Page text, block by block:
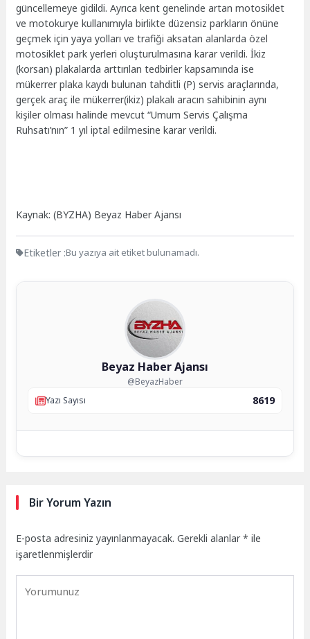
güncellemeye gidildi. Ayrıca kent genelinde artan motosiklet
ve motokurye kullanımıyla birlikte düzensiz parkların önüne
geçmek için yaya yolları ve trafiği aksatan alanlarda özel
motosiklet park yerleri oluşturulmasına karar verildi. İkiz
(korsan) plakalarda arttırılan tedbirler kapsamında ise
mükerrer plaka kaydı bulunan tahditli (P) servis araçlarında,
gerçek araç ile mükerrer(ikiz) plakalı aracın sahibinin aynı
kişiler olması halinde mevcut “Umum Servis Çalışma
Ruhsatı’nın” 1 yıl iptal edilmesine karar verildi.
Kaynak: (BYZHA) Beyaz Haber Ajansı
Etiketler :Bu yazıya ait etiket bulunamadı.
Beyaz Haber Ajansı
@BeyazHaber
Yazı Sayısı
8619
Bir Yorum Yazın
E-posta adresiniz yayınlanmayacak. Gerekli alanlar* ile
işaretlenmişlerdir